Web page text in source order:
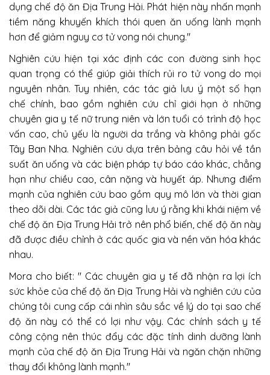
dụng chế độ ăn Địa Trung Hải. Phát hiện này nhấn mạnh
tiềm năng khuyến khích thói quen ăn uống lành mạnh
hơn để giảm nguy cơ tử vong nói chung."
Nghiên cứu hiện tại xác định các con đường sinh học
quan trọng có thể giúp giải thích rủi ro tử vong do mọi
nguyên nhân. Tuy nhiên, các tác giả lưu ý một số hạn
chế chính, bao gồm nghiên cứu chỉ giới hạn ở những
chuyên gia y tế nữ trung niên và lớn tuổi có trình độ học
vấn cao, chủ yếu là người da trắng và không phải gốc
Tây Ban Nha. Nghiên cứu dựa trên bảng câu hỏi về tần
suất ăn uống và các biện pháp tự báo cáo khác, chẳng
hạn như chiều cao, cân nặng và huyết áp. Nhưng điểm
mạnh của nghiên cứu bao gồm quy mô lớn và thời gian
theo dõi dài. Các tác giả cũng lưu ý rằng khi khái niệm về
chế độ ăn Địa Trung Hải trở nên phổ biến, chế độ ăn này
đã được điều chỉnh ở các quốc gia và nền văn hóa khác
nhau.
Mora cho biết: " Các chuyên gia y tế đã nhận ra lợi ích
sức khỏe của chế độ ăn Địa Trung Hải và nghiên cứu của
chúng tôi cung cấp cái nhìn sâu sắc về lý do tại sao chế
độ ăn này có thể có lợi như vậy. Các chính sách y tế
công cộng nên thúc đẩy các đặc tính dinh dưỡng lành
mạnh của chế độ ăn Địa Trung Hải và ngăn chặn những
thay đổi không lành mạnh."